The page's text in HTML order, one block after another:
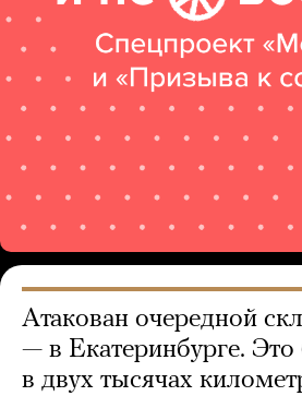
Атакован очередной
— в Екатеринбурге. Это
в двух тысячах